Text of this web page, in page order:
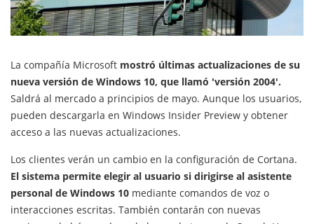
La compañía Microsoft mostró últimas actualizaciones de su
nueva versión de Windows 10, que llamó 'versión 2004'.
Saldrá al mercado a principios de mayo. Aunque los usuarios,
pueden descargarla en Windows Insider Preview y obtener
acceso a las nuevas actualizaciones.
Los clientes verán un cambio en la configuración de Cortana.
El sistema permite elegir al usuario si dirigirse al asistente
personal de Windows 10 mediante comandos de voz o
interacciones escritas. También contarán con nuevas